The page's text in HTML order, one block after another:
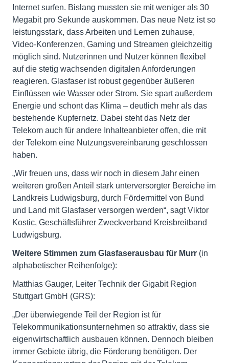
Internet surfen. Bislang mussten sie mit weniger als 30
Megabit pro Sekunde auskommen. Das neue Netz ist so
leistungsstark, dass Arbeiten und Lernen zuhause,
Video-Konferenzen, Gaming und Streamen gleichzeitig
möglich sind. Nutzerinnen und Nutzer können flexibel
auf die stetig wachsenden digitalen Anforderungen
reagieren. Glasfaser ist robust gegenüber äußeren
Einflüssen wie Wasser oder Strom. Sie spart außerdem
Energie und schont das Klima – deutlich mehr als das
bestehende Kupfernetz. Dabei steht das Netz der
Telekom auch für andere Inhalteanbieter offen, die mit
der Telekom eine Nutzungsvereinbarung geschlossen
haben.
„Wir freuen uns, dass wir noch in diesem Jahr einen
weiteren großen Anteil stark unterversorgter Bereiche im
Landkreis Ludwigsburg, durch Fördermittel von Bund
und Land mit Glasfaser versorgen werden“, sagt Viktor
Kostic, Geschäftsführer Zweckverband Kreisbreitband
Ludwigsburg.
Weitere Stimmen zum Glasfaserausbau für Murr (in
alphabetischer Reihenfolge):
Matthias Gauger, Leiter Technik der Gigabit Region
Stuttgart GmbH (GRS):
„Der überwiegende Teil der Region ist für
Telekommunikationsunternehmen so attraktiv, dass sie
eigenwirtschaftlich ausbauen können. Dennoch bleiben
immer Gebiete übrig, die Förderung benötigen. Der